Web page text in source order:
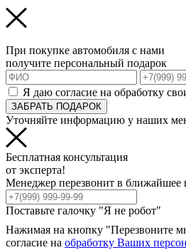
При покупке автомобиля с нами
получите персональный подарок
Я даю согласие на обработку
ЗАБРАТЬ ПОДАРОК
Уточняйте информацию у наших
Бесплатная консультация
от эксперта!
Менеджер перезвонит в ближайшее
Поставьте галочку "Я не робот"
Нажимая на кнопку "Перезвоните
согласие на обработку Ваших